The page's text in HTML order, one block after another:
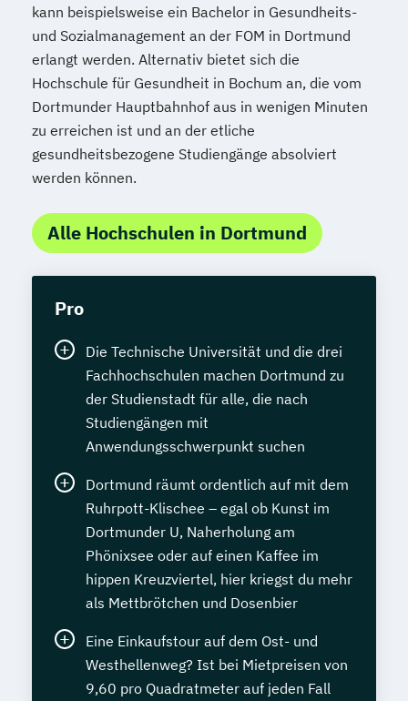
kann beispielsweise ein Bachelor in Gesundheits-
und Sozialmanagement an der FOM in Dortmund
erlangt werden. Alternativ bietet sich die
Hochschule für Gesundheit in Bochum an, die vom
Dortmunder Hauptbahnhof aus in wenigen Minuten
zu erreichen ist und an der etliche
gesundheitsbezogene Studiengänge absolviert
werden können.
Alle Hochschulen in Dortmund
Pro
Die Technische Universität und die drei
Fachhochschulen machen Dortmund zu
der Studienstadt für alle, die nach
Studiengängen mit
Anwendungsschwerpunkt suchen
Dortmund räumt ordentlich auf mit dem
Ruhrpott-Klischee – egal ob Kunst im
Dortmunder U, Naherholung am
Phönixsee oder auf einen Kaffee im
hippen Kreuzviertel, hier kriegst du mehr
als Mettbrötchen und Dosenbier
Eine Einkaufstour auf dem Ost- und
Westhellenweg? Ist bei Mietpreisen von
9,60 pro Quadratmeter auf jeden Fall